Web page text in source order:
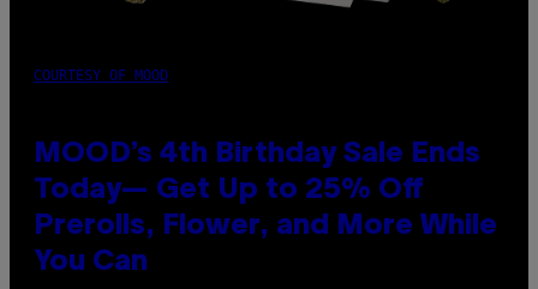
COURTESY OF MOOD
MOOD’s 4th Birthday Sale Ends
Today— Get Up to 25% Off
Prerolls, Flower, and More While
You Can